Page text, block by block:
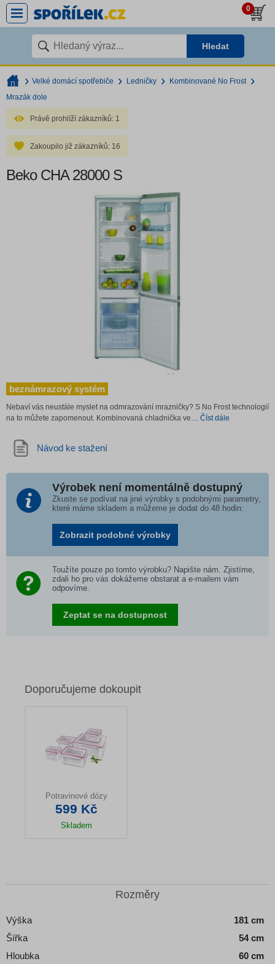
0
Hledat
Velké domácí spotřebiče Ledničky
Kombinované No Frost
Mrazák dole
Právě prohlíží zákazníků: 1
Zakoupilo již zákazníků: 16
Beko CHA 28000 S
beznámrazový systém
Nebaví vás neustále myslet na odmrazování mrazničky? S No Frost technologií
na to můžete zapomenout. Kombinovaná chladnička ve… Číst dále
Návod ke stažení
Výrobek není momentálně dostupný
Zkuste se podívat na jiné výrobky s podobnými parametry,
které máme skladem a můžeme je dodat do 48 hodin:
Zobrazit podobné výrobky
Toužíte pouze po tomto výrobku? Napište nám. Zjistíme,
zdali ho pro vás dokážeme obstarat a e-mailem vám
odpovíme.
Zeptat se na dostupnost
Doporučujeme dokoupit
Potravinové dózy
599 Kč
Skladem
Rozměry
Výška
181 cm
Šířka
54 cm
Hloubka
60 cm